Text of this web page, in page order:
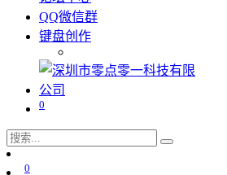
QQ微信群
键盘创作
0
0